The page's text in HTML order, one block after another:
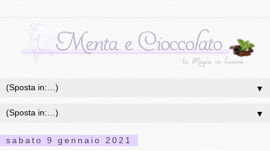
▼
▼
sabato 9 gennaio 2021